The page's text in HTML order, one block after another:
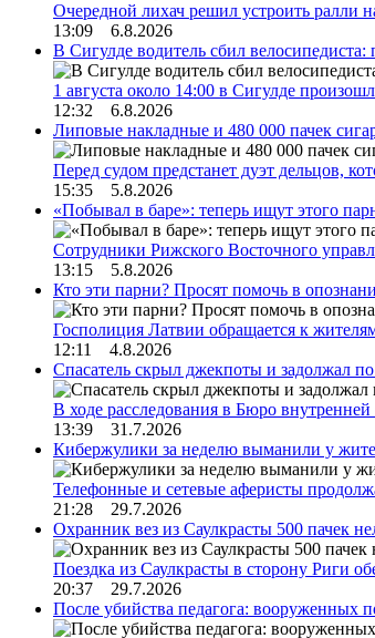
Очередной лихач решил устроить ралли
13:09 6.8.2026
В Сигулде водитель сбил велосипедиста:
1 августа около 14:00 в Сигулде
12:32 6.8.2026
Липовые накладные и 480 000 пачек
Перед судом предстанет дуэт дельцов,
15:35 5.8.2026
«Побывал в баре»: теперь ищут этого
Сотрудники Рижского Восточного
13:15 5.8.2026
Кто эти парни? Просят помочь в
Госполиция Латвии обращается к
12:11 4.8.2026
Спасатель скрыл джекпоты и задолжал
В ходе расследования в Бюро
13:39 31.7.2026
Кибержулики за неделю выманили у
Телефонные и сетевые аферисты
21:28 29.7.2026
Охранник вез из Саулкрасты 500 пачек
Поездка из Саулкрасты в сторону Риги
20:37 29.7.2026
После убийства педагога: вооруженных